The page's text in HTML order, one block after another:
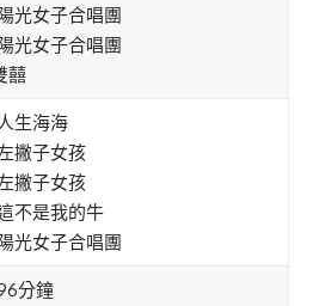
光女子合唱團
光女子合唱團
囍
生海海
撇子女孩
撇子女孩
不是我的牛
光女子合唱團
分鐘